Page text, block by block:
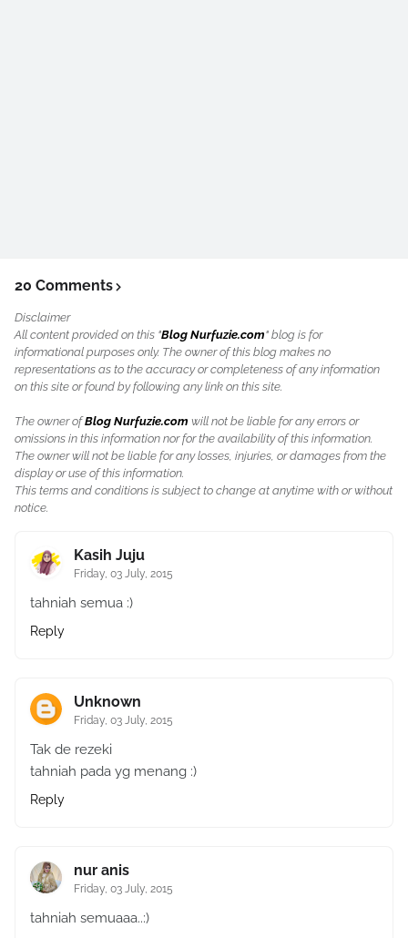
20 Comments
Disclaimer
All content provided on this "Blog Nurfuzie.com" blog is for
informational purposes only. The owner of this blog makes no
representations as to the accuracy or completeness of any information
on this site or found by following any link on this site.
The owner ofBlog Nurfuzie.com will not be liable for any errors or
omissions in this information nor for the availability of this information.
The owner will not be liable for any losses, injuries, or damages from the
display or use of this information.
This terms and conditions is subject to change at anytime with or without
notice.
Kasih Juju
Friday, 03 July, 2015
tahniah semua :)
Reply
Unknown
Friday, 03 July, 2015
Tak de rezeki
tahniah pada yg menang :)
Reply
nur anis
Friday, 03 July, 2015
tahniah semuaaa..:)